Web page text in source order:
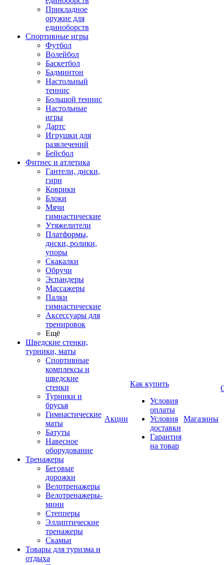
Прикладное
оружие для
единоборств
Спортивные игры
Футбол
Волейбол
Баскетбол
Бадминтон
Настольный
теннис
Большой теннис
Настольные
игры
Дартс
Игрушки для
развлечений
Бейсбол
Фитнес и атлетика
Гантели, диски,
гири
Коврики
Блоки
Мячи
гимнастические
Утяжелители
Платформы,
диски, ролики,
упоры
Скакалки
Обручи
Эспандеры
Массажеры
Палки
гимнастические
Аксессуары для
тренировок
Ещё
Шведские стенки,
турники, маты
Спортивные
комплексы и
шведские
стенки
Турники и
брусья
Гимнастические
маты
Батуты
Навесное
оборудование
Тренажеры
Беговые
дорожки
Велотренажеры
Велотренажеры-
мини
Степперы
Эллиптические
тренажеры
Скамьи
Товары для туризма и
отдыха
Акции
Как купить
Условия
оплаты
Условия
доставки
Гарантия
на товар
Магазины